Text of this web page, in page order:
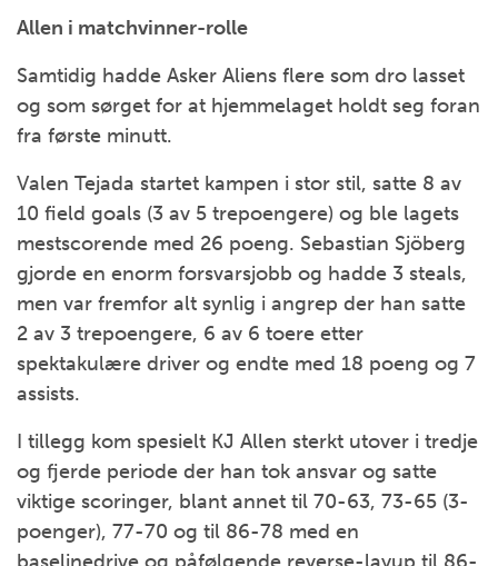
Allen i matchvinner-rolle
Samtidig hadde Asker Aliens flere som dro lasset
og som sørget for at hjemmelaget holdt seg foran
fra første minutt.
Valen Tejada startet kampen i stor stil, satte 8 av
10 field goals (3 av 5 trepoengere) og ble lagets
mestscorende med 26 poeng. Sebastian Sjöberg
gjorde en enorm forsvarsjobb og hadde 3 steals,
men var fremfor alt synlig i angrep der han satte
2 av 3 trepoengere, 6 av 6 toere etter
spektakulære driver og endte med 18 poeng og 7
assists.
I tillegg kom spesielt KJ Allen sterkt utover i tredje
og fjerde periode der han tok ansvar og satte
viktige scoringer, blant annet til 70-63, 73-65 (3-
poenger), 77-70 og til 86-78 med en